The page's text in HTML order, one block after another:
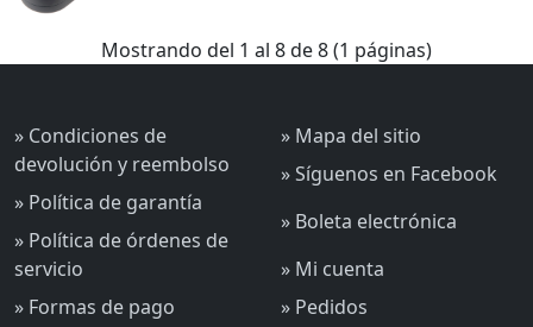
Mostrando del 1 al 8 de 8 (1 páginas)
» Condiciones de
devolución y reembolso
» Política de garantía
» Política de órdenes de
servicio
» Formas de pago
» Mapa del sitio
» Síguenos en Facebook
» Boleta electrónica
» Mi cuenta
» Pedidos